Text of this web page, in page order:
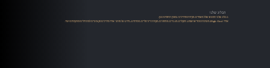
הבלוג שלנו
בבלוג שלנו תמצאו שלל מאמרים, סקירות ומדריכים במגוון תחומים כגון:
אודיו High-End, מערכות סטריאו ושמע, רמקולים, מגברים, פטיפונים, מקורות דיגיטליים, סטרימינג, מידע על מותגי אודיו מדריכים מקצועיים למתחילים ומתקדמים ועוד.